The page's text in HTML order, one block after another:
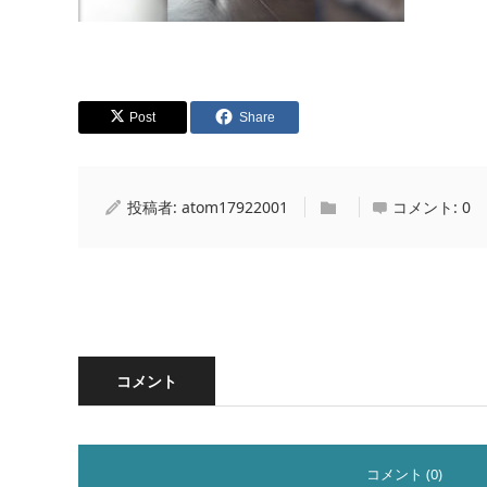
Post Share
投稿者: atom17922001 コメント: 0
コメント
コメント (0)